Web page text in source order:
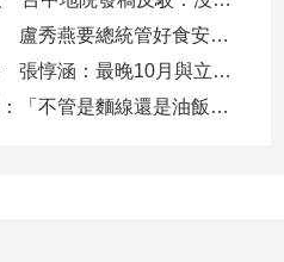
賴總統批台中食安破口 盧秀燕要總統管好食安 蔣萬安搬2014「食安即國安」打臉
軍警消加薪預算又落空 張惇涵：最晚10月與立法院溝通
蔣萬安回應遮簽名爭議：「不管是麵線還是油飯，我都很喜歡」